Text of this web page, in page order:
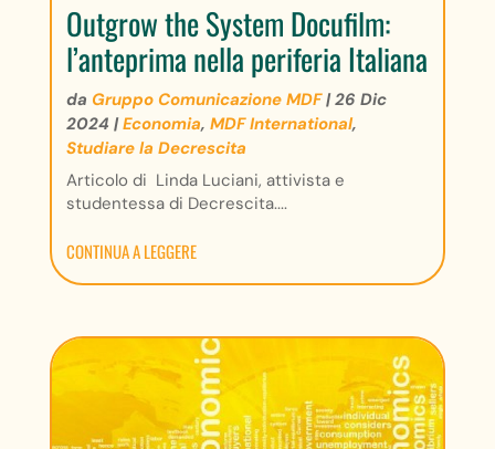
Outgrow the System Docufilm:
l’anteprima nella periferia Italiana
da Gruppo Comunicazione MDF|26 Dic
2024 |Economia, MDF International,
Studiare la Decrescita
Articolo di Linda Luciani, attivista e
studentessa di Decrescita....
CONTINUA A LEGGERE